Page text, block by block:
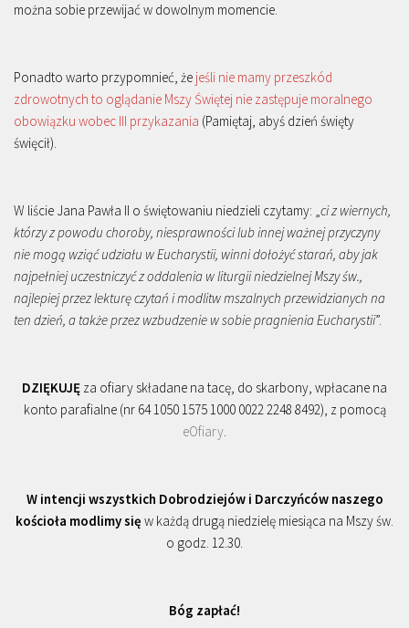
można sobie przewijać w dowolnym momencie.
Ponadto warto przypomnieć, że jeśli nie mamy przeszkód
zdrowotnych to oglądanie Mszy Świętej nie zastępuje moralnego
obowiązku wobec III przykazania (Pamiętaj, abyś dzień święty
święcił).
W liście Jana Pawła II o świętowaniu niedzieli czytamy: „ci z wiernych,
którzy z powodu choroby, niesprawności lub innej ważnej przyczyny
nie mogą wziąć udziału w Eucharystii, winni dołożyć starań, aby jak
najpełniej uczestniczyć z oddalenia w liturgii niedzielnej Mszy św.,
najlepiej przez lekturę czytań i modlitw mszalnych przewidzianych na
ten dzień, a także przez wzbudzenie w sobie pragnienia Eucharystii”.
DZIĘKUJĘ za ofiary składane na tacę, do skarbony, wpłacane na
konto parafialne (nr 64 1050 1575 1000 0022 2248 8492), z pomocą
eOfiary.
W intencji wszystkich Dobrodziejów i Darczyńców naszego
kościoła modlimy się w każdą drugą niedzielę miesiąca na Mszy św.
o godz. 12.30.
Bóg zapłać!